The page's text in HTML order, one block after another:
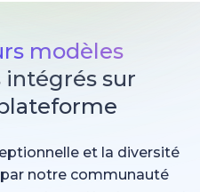
modèles
sur
et la diversité
notre communauté